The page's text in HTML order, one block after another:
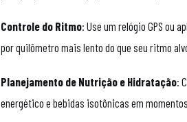
Controle do Ritmo: Use um relógio GPS ou
por quilômetro mais lento do que seu ritmo
Planejamento de Nutrição e Hidratação:
energético e bebidas isotônicas em